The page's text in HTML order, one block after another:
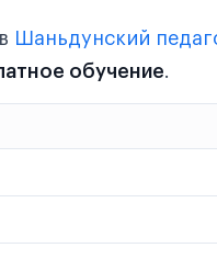
Шаньдунский
обучение.